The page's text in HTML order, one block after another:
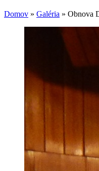
Domov » Galéria » Obnova